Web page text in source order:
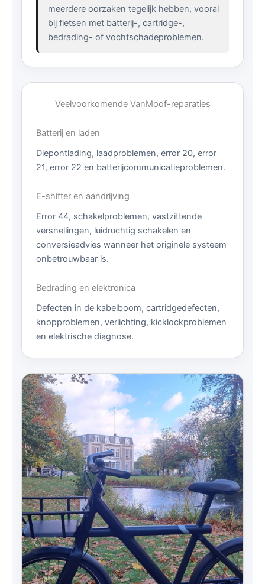
meerdere oorzaken tegelijk hebben, vooral
bij fietsen met batterij-, cartridge-,
bedrading- of vochtschadeproblemen.
Veelvoorkomende VanMoof-reparaties
Batterij en laden
Diepontlading, laadproblemen, error 20, error
21, error 22 en batterijcommunicatieproblemen.
E-shifter en aandrijving
Error 44, schakelproblemen, vastzittende
versnellingen, luidruchtig schakelen en
conversieadvies wanneer het originele systeem
onbetrouwbaar is.
Bedrading en elektronica
Defecten in de kabelboom, cartridgedefecten,
knopproblemen, verlichting, kicklockproblemen
en elektrische diagnose.